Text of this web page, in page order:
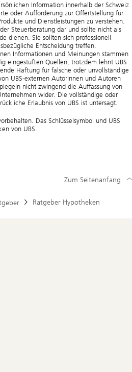
Information innerhalb der Schweiz
oder Aufforderung zur Offertstellung für
und Dienstleistungen zu verstehen.
Steuerberatung dar und sollte nicht als
dienen. Sie sollten sich professionell
Entscheidung treffen.
Informationen und Meinungen stammen
eingestuften Quellen, trotzdem lehnt UBS
Haftung für falsche oder unvollständige
UBS-externen Autorinnen und Autoren
nicht zwingend die Auffassung von
wider. Die vollständige oder
Erlaubnis von UBS ist untersagt.
Das Schlüsselsymbol und UBS
von UBS.
Ratgeber Hypotheken
Zum Seitenanfang